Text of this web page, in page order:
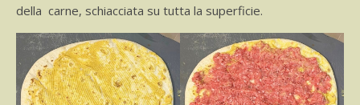
della carne, schiacciata su tutta la superficie.